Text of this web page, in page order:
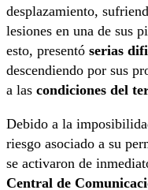
desplazamiento,
lesiones en una de sus
esto, presentó serias
descendiendo por sus
a las condiciones del
Debido a la
riesgo asociado a su
se activaron de
Central de